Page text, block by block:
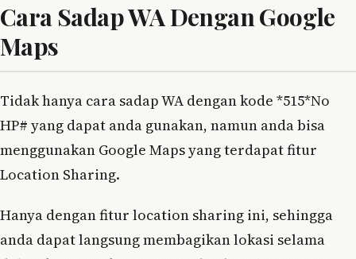
Cara Sadap WA Dengan Google
Maps
Tidak hanya cara sadap WA dengan kode *515*No
HP# yang dapat anda gunakan, namun anda bisa
menggunakan Google Maps yang terdapat fitur
Location Sharing.
Hanya dengan fitur location sharing ini, sehingga
anda dapat langsung membagikan lokasi selama